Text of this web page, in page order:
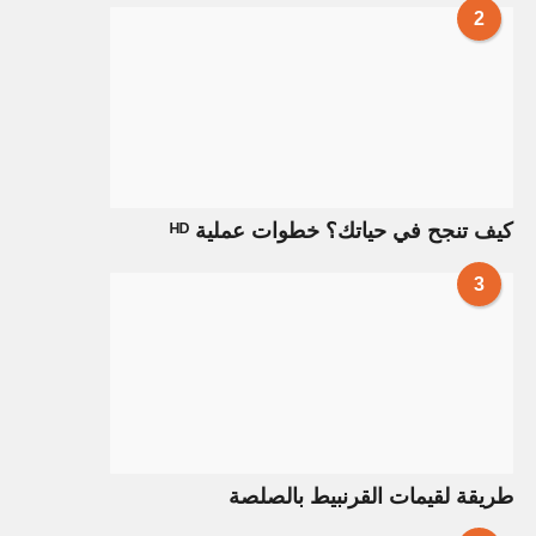
2
كيف تنجح في حياتك؟ خطوات عملية ᴴᴰ
3
طريقة لقيمات القرنبيط بالصلصة